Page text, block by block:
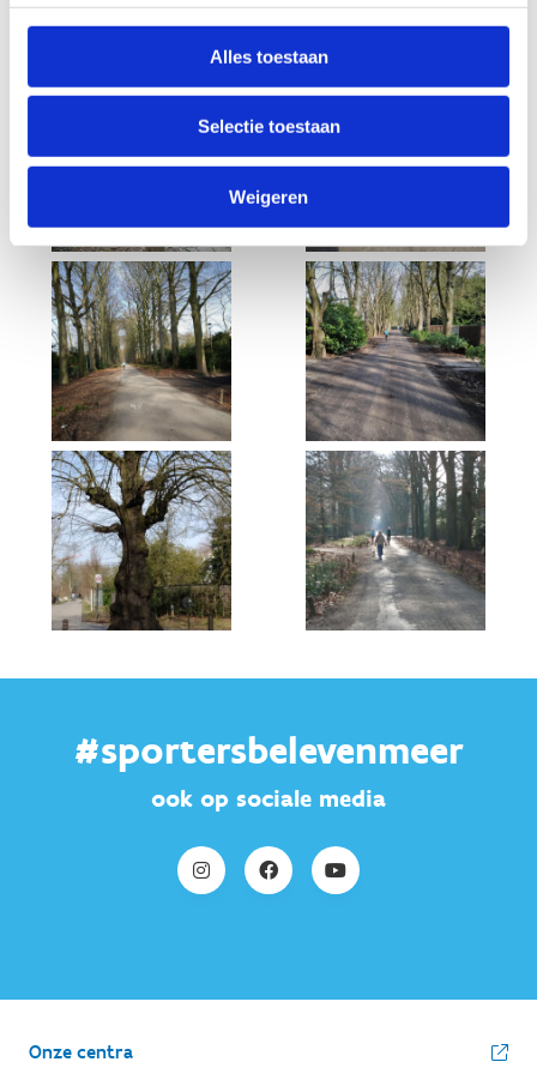
Alles toestaan
Selectie toestaan
Weigeren
#sportersbelevenmeer
ook op sociale media
Onze centra